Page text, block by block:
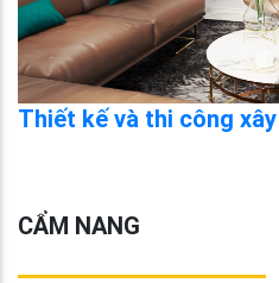
Thiết kế và thi công
CẨM NANG